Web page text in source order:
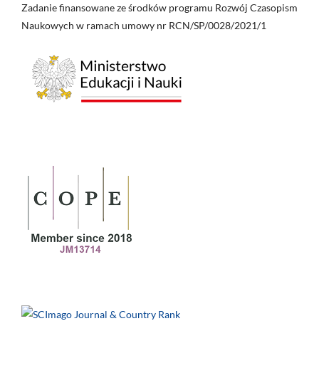
Zadanie finansowane ze środków programu Rozwój Czasopism
Naukowych w ramach umowy nr RCN/SP/0028/2021/1